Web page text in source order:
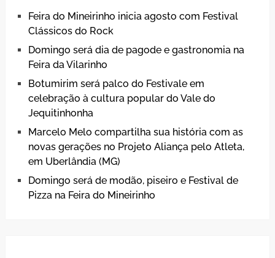
Feira do Mineirinho inicia agosto com Festival
Clássicos do Rock
Domingo será dia de pagode e gastronomia na
Feira da Vilarinho
Botumirim será palco do Festivale em
celebração à cultura popular do Vale do
Jequitinhonha
Marcelo Melo compartilha sua história com as
novas gerações no Projeto Aliança pelo Atleta,
em Uberlândia (MG)
Domingo será de modão, piseiro e Festival de
Pizza na Feira do Mineirinho